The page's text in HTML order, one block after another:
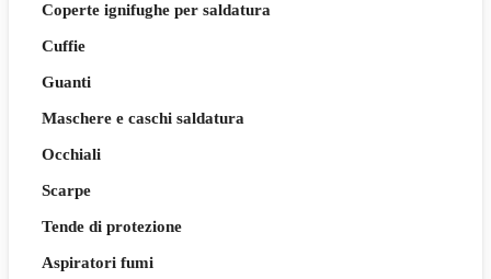
Coperte ignifughe per saldatura
Cuffie
Guanti
Maschere e caschi saldatura
Occhiali
Scarpe
Tende di protezione
Aspiratori fumi